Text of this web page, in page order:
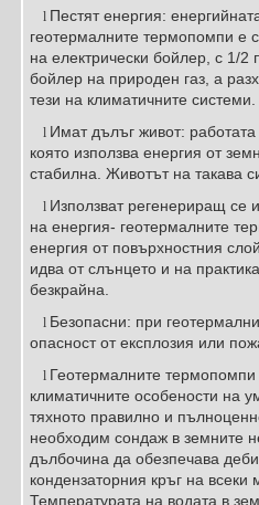
l Пестят енергия:
геотермалните термопомпи е
на електрически бойлер, с 1/2
бойлер на природен газ, а
тези на климатичните системи.
l Имат дълъг живот:
която използва енергия от
стабилна. Животът на такава
l Използват регенериращ се
на енергия- геотермалните
енергия от повърхностния
идва от слънцето и на
безкрайна.
l Безопасни: при
опасност от експлозия или
l Геотермалните термопомпи
климатичните особености на
тяхното правилно и
необходим сондаж в земните
дълбочина да обезпечава
кондензаторния кръг на всеки
Температурата на водата в